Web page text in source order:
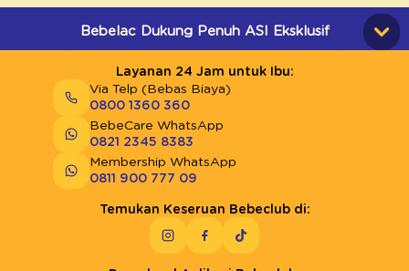
Bebelac Dukung Penuh ASI Eksklusif
Layanan 24 Jam untuk Ibu:
Via Telp (Bebas Biaya)
0800 1360 360
BebeCare WhatsApp
0821 2345 8383
Membership WhatsApp
0811 900 777 09
Temukan Keseruan Bebeclub di: